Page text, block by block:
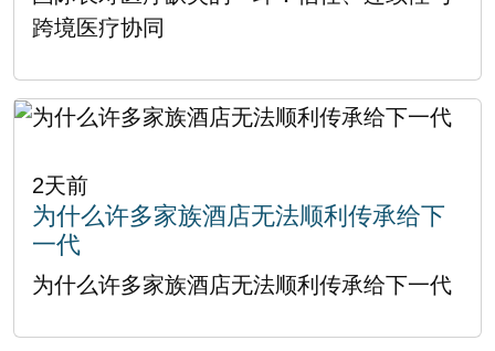
跨境医疗协同
2天前
为什么许多家族酒店无法顺利传承给下
一代
为什么许多家族酒店无法顺利传承给下一代